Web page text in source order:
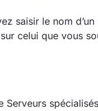
saisir le nom d’un
celui que vous
Serveurs